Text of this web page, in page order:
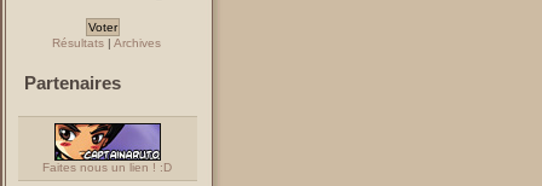
Résultats| Archives
Partenaires
Faites nous un lien ! :D